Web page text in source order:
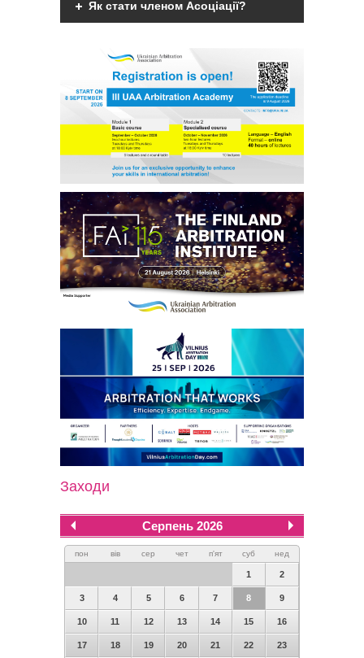
Арбітри
Члени УАА
Бібліотека
Студенти
Галузеві арбітражі
Як стати членом Асоціації?
дієздатні особи, що мають вищу
юридичну освіту, є фахівцями у галузі
міжнародного комерційного арбітражу
чи мають професійний інтерес до
практики міжнародного комерційного
арбітражу та поділяють мету та
завдання діяльності
Асоціації.
Детальніше
Заходи
Серпень 2026
пон вів сер чет п'ят суб нед
1 2
3 4 5 6 7 8 9
10 11 12 13 14 15 16
17 18 19 20 21 22 23